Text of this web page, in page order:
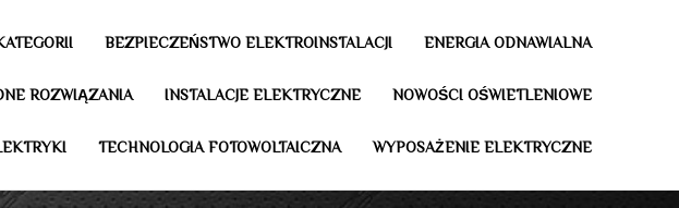
BEZPIECZEŃSTWO ELEKTROINSTALACJI ENERGIA ODNAWIALNA
ROZWIĄZANIA INSTALACJE ELEKTRYCZNE NOWOŚCI OŚWIETLENIOWE
TECHNOLOGIA FOTOWOLTAICZNA WYPOSAŻENIE ELEKTRYCZNE